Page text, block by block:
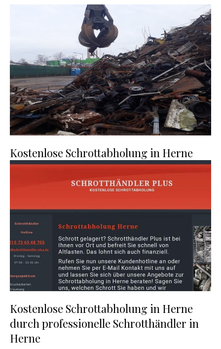
Kostenlose Schrottabholung in Herne
Kostenlose Schrottabholung in Herne
durch professionelle Schrotthändler in
Herne